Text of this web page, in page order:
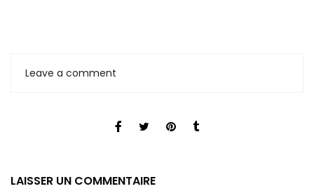
Leave a comment
LAISSER UN COMMENTAIRE